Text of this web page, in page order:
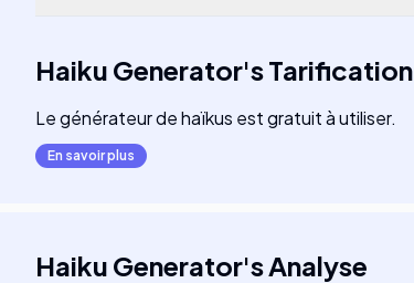
Haiku Generator'sTarification
Le générateur de haïkus est gratuit à utiliser.
En savoir plus
Haiku Generator'sAnalyse